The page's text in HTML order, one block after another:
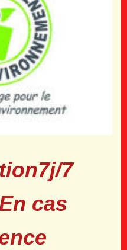
7j/7
En cas